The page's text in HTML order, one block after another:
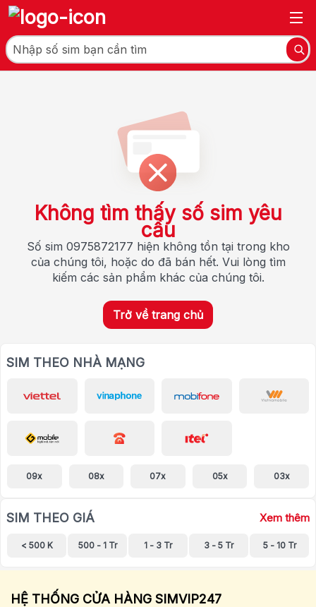
Không tìm thấy số sim yêu
cầu
Số sim 0975872177 hiện không tồn tại trong kho
của chúng tôi, hoặc do đã bán hết. Vui lòng tìm
kiếm các sản phẩm khác của chúng tôi.
Trở về trang chủ
SIM THEO NHÀ MẠNG
09x 08x 07x 05x 03x
SIM THEO GIÁ Xem thêm
< 500 K 500 - 1 Tr 1 - 3 Tr 3 - 5 Tr 5 - 10 Tr
HỆ THỐNG CỬA HÀNG SIMVIP247